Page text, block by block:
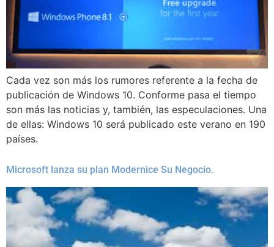
Cada vez son más los rumores referente a la fecha de
publicación de Windows 10. Conforme pasa el tiempo
son más las noticias y, también, las especulaciones. Una
de ellas: Windows 10 será publicado este verano en 190
países.
Microsoft lanza su plan Modernice Su Negocio.